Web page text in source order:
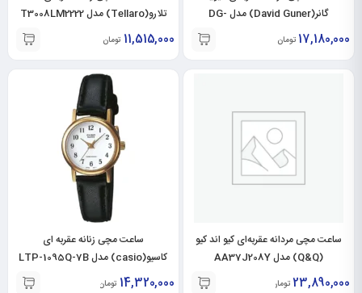
گانر(David Guner) مدل DG-
17,180,000 تومان
تلارو(Tellaro) مدل T3008LM2222
11,515,000 تومان
ساعت مچی مردانه عقربه‌ای کیو اند کیو
(Q&Q) مدل AA37J208Y
23,890,000 تومان
ساعت مچی زنانه عقربه ای
کاسیو(casio) مدل LTP-1095Q-7B
14,320,000 تومان